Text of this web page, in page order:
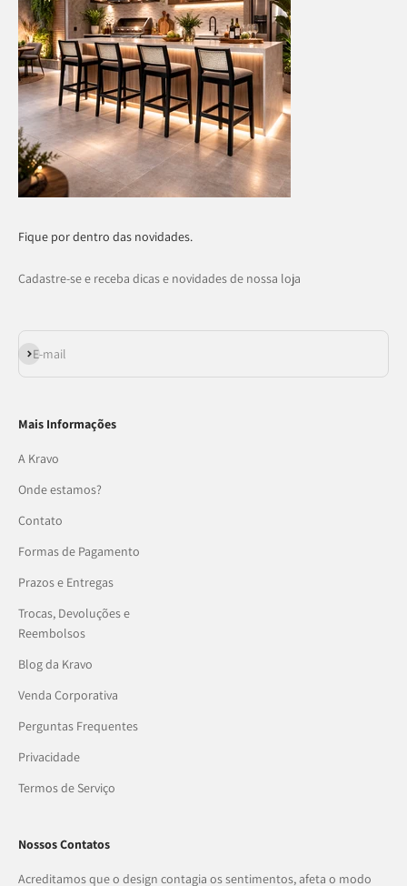
Fique por dentro das novidades.
Cadastre-se e receba dicas e novidades de nossa loja
E-mail
Assinar
Mais Informações
A Kravo
Onde estamos?
Contato
Formas de Pagamento
Prazos e Entregas
Trocas, Devoluções e
Reembolsos
Blog da Kravo
Venda Corporativa
Perguntas Frequentes
Privacidade
Termos de Serviço
Nossos Contatos
Acreditamos que o design contagia os sentimentos, afeta o modo